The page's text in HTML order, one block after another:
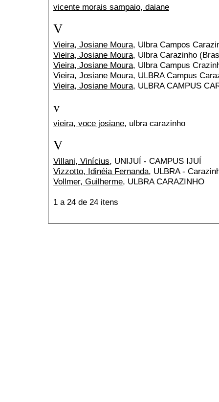
vicente morais sampaio, daiane
V
Vieira, Josiane Moura, Ulbra Campos
Vieira, Josiane Moura, Ulbra Carazinho
Vieira, Josiane Moura, Ulbra Campus
Vieira, Josiane Moura, ULBRA Campus
Vieira, Josiane Moura, ULBRA CAMPUS
v
vieira, voce josiane, ulbra carazinho
V
Villani, Vinícius, UNIJUÍ - CAMPUS IJUÍ
Vizzotto, Idinéia Fernanda, ULBRA -
Vollmer, Guilherme, ULBRA CARAZINHO
1 a 24 de 24 itens